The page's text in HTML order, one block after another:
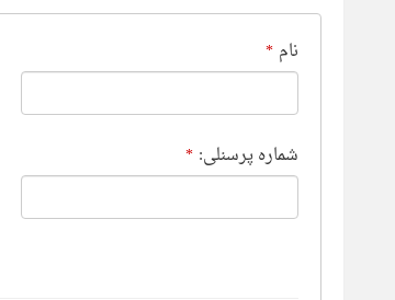
نام *
شماره پرسنلی: *